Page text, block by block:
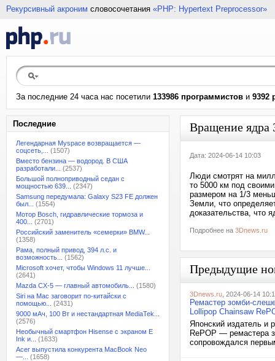
Рекурсивный акроним словосочетания «PHP: Hypertext Preprocessor»
За последние 24 часа нас посетили 133986 программистов и 9392
Последние
Легендарная Myspace возвращается —
соцсеть,...
(1507)
Вместо бензина — водород. В США
разработали...
(2537)
Большой полноприводный седан с
мощностью 639...
(2347)
Samsung передумала: Galaxy S23 FE должен
был...
(1554)
Мотор Bosch, гидравлические тормоза и
400...
(2701)
Российский заменитель «семерки» BMW...
(1358)
Рама, полный привод, 394 л.с. и
возможность...
(1562)
Microsoft хочет, чтобы Windows 11 лучше...
(2641)
Mazda CX-5 — главный автомобиль...
(1580)
Siri на Mac заговорит по-китайски с
помощью...
(2431)
9000 мАч, 100 Вт и нестандартная MediaTek...
(2576)
Необычный смартфон Hisense с экраном E
Ink и...
(1633)
Acer выпустила конкурента MacBook Neo
—...
(1658)
Вращение ядра
Дата: 2024-06-14 10:03
Люди смотрят на
то 5000 км под
размером на 1/3
Земли, что
доказательства, что
Подробнее на 3Dnews.ru
Предыдущие
3Dnews.ru , 2024-06-14
Ремастер зомби-
Lollipop Chainsaw
Японский издатель и
RePOP — ремастера
сопровождался